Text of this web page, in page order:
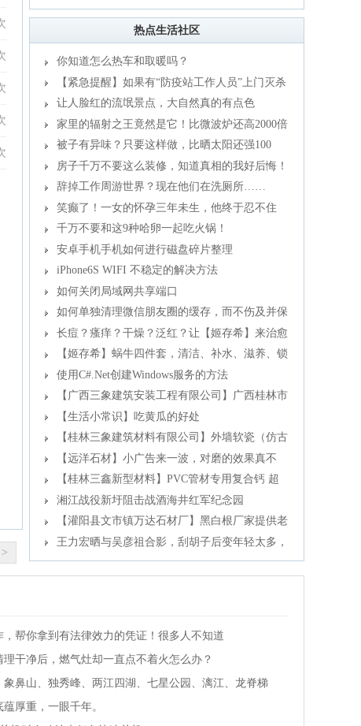
>
热点生活社区
你知道怎么热车和取暖吗？
【紧急提醒】如果有“防疫站工作人员”上门灭杀
蟑螂，请立刻报警
让人脸红的流氓景点，大自然真的有点色
家里的辐射之王竟然是它！比微波炉还高2000倍
被子有异味？只要这样做，比晒太阳还强100
倍！房子千万不要这么装修，知道真相的我好后悔！
辞掉工作周游世界？现在他们在洗厕所……
笑癫了！一女的怀孕三年未生，他终于忍不住
了...千万不要和这9种哈卵一起吃火锅！
安卓手机手机如何进行磁盘碎片整理
iPhone6S WIFI 不稳定的解决方法
如何关闭局域网共享端口
如何单独清理微信朋友圈的缓存，而不伤及并保
留所有聊天记录？
长痘？瘙痒？干燥？泛红？让【姬存希】来治愈
你
【姬存希】蜗牛四件套，清洁、补水、滋养、锁
水，周全养肤
使用C#.Net创建Windows服务的方法
【广西三象建筑安装工程有限公司】广西桂林市
时代广场项目
【生活小常识】吃黄瓜的好处
【桂林三象建筑材料有限公司】外墙软瓷（仿古
砖）【远洋石材】小广告来一波，对磨的效果真不
错，亮，黑，柔性好，这样的料还有6颗，有喜欢
这款的欢迎来电
【桂林三鑫新型材料】PVC管材专用复合钙 超
细改性碳酸钙
湘江战役新圩阻击战酒海井红军纪念园
【灌阳县文市镇万达石材厂】黑白根厂家提供老
板想要的的各种尺寸
王力宏晒与吴彦祖合影，刮胡子后变年轻太多，
两人颜值爆表超养眼
帮你拿到有法律效力的凭证！很多人不知道
干净后，燃气灶却一直点不着火怎么办？
鼻山、独秀峰、两江四湖、七星公园、漓江、龙脊梯
厚重，一眼千年。